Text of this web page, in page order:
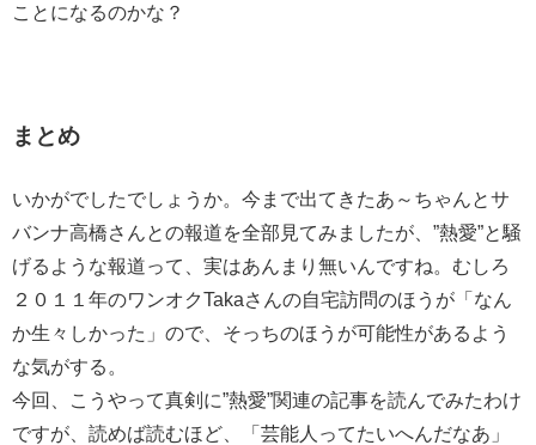
ことになるのかな？
まとめ
いかがでしたでしょうか。今まで出てきたあ～ちゃんとサ
バンナ高橋さんとの報道を全部見てみましたが、”熱愛”と騒
げるような報道って、実はあんまり無いんですね。むしろ
２０１１年のワンオクTakaさんの自宅訪問のほうが「なん
か生々しかった」ので、そっちのほうが可能性があるよう
な気がする。
今回、こうやって真剣に”熱愛”関連の記事を読んでみたわけ
ですが、読めば読むほど、「芸能人ってたいへんだなあ」